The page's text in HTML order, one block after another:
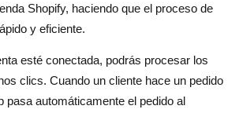
Shopify, haciendo que el proceso de
y eficiente.
esté conectada, podrás procesar los
clics. Cuando un cliente hace un pedido
pasa automáticamente el pedido al